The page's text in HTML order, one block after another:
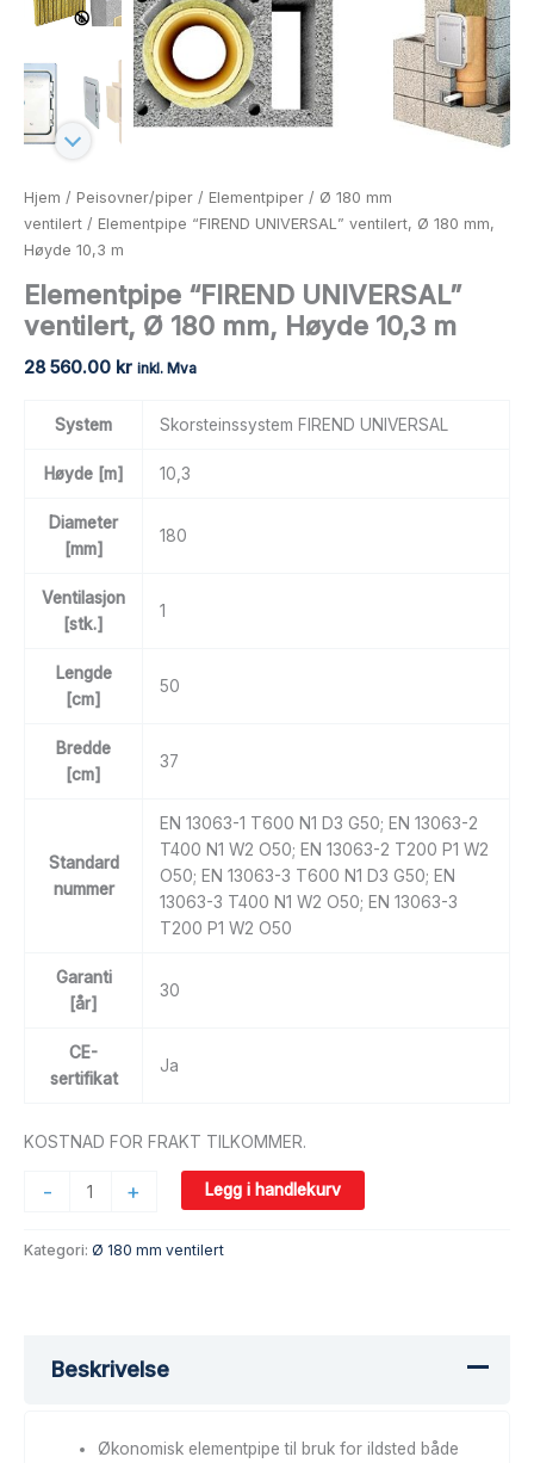
Hjem / Peisovner/piper / Elementpiper / Ø 180 mm
ventilert / Elementpipe “FIREND UNIVERSAL” ventilert, Ø 180 mm,
Høyde 10,3 m
Elementpipe “FIREND UNIVERSAL”
ventilert, Ø 180 mm, Høyde 10,3 m
28 560.00 kr inkl. Mva
System Skorsteinssystem FIREND UNIVERSAL
Høyde [m] 10,3
Diameter
[mm]
180
Ventilasjon
[stk.]
1
Lengde
[cm]
50
Bredde
[cm]
37
Standard
nummer
EN 13063-1 T600 N1 D3 G50; EN 13063-2
T400 N1 W2 O50; EN 13063-2 T200 P1 W2
O50; EN 13063-3 T600 N1 D3 G50; EN
13063-3 T400 N1 W2 O50; EN 13063-3
T200 P1 W2 O50
Garanti
[år]
30
CE-
sertifikat
Ja
KOSTNAD FOR FRAKT TILKOMMER.
- + Legg i handlekurv
Kategori: Ø 180 mm ventilert
Beskrivelse
Økonomisk elementpipe til bruk for ildsted både